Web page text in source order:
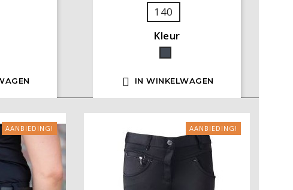
140
Kleur
Zwart
 IN WINKELWAGEN
AANBIEDING! AANBIEDING!